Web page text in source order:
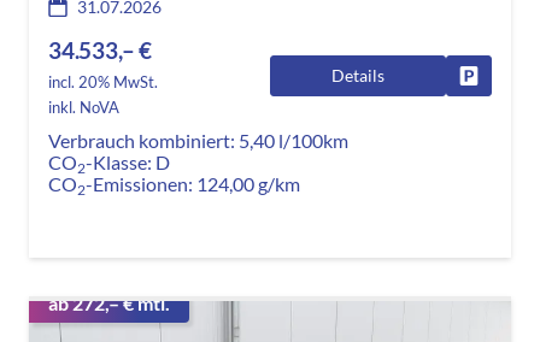
31.07.2026
34.533,– €
incl. 20% MwSt.
inkl. NoVA
Details
Verbrauch kombiniert: 5,40 l/100km
CO2-Klasse: D
CO2-Emissionen: 124,00 g/km
ab 272,– € mtl.